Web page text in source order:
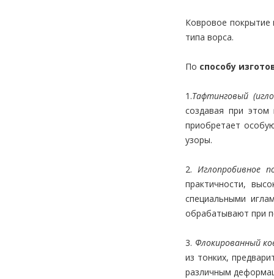
Ковровое покрытие
типа ворса.
По способу
1.Тафтинговый
создавая при этом
приобретает
узоры.
2. Иглопробивное
практичности,
специальными
обрабатывают при
3. Флокированный
из тонких,
различным